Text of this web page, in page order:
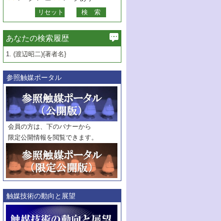
あなたの検索履歴
1. (渡辺昭二){著者名}
参照触媒ポータル
会員の方は、下のバナーから
限定公開情報を閲覧できます。
触媒技術の動向と展望